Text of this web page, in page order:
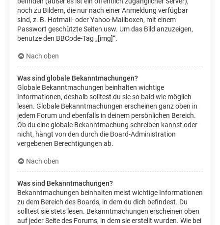
noch zu Bildern, die nur nach einer Anmeldung verfügbar
sind, z. B. Hotmail- oder Yahoo-Mailboxen, mit einem
Passwort geschützte Seiten usw. Um das Bild anzuzeigen,
benutze den BBCode-Tag „[img]“.
Nach oben
Was sind globale Bekanntmachungen?
Globale Bekanntmachungen beinhalten wichtige
Informationen, deshalb solltest du sie so bald wie möglich
lesen. Globale Bekanntmachungen erscheinen ganz oben in
jedem Forum und ebenfalls in deinem persönlichen Bereich.
Ob du eine globale Bekanntmachung schreiben kannst oder
nicht, hängt von den durch die Board-Administration
vergebenen Berechtigungen ab.
Nach oben
Was sind Bekanntmachungen?
Bekanntmachungen beinhalten meist wichtige Informationen
zu dem Bereich des Boards, in dem du dich befindest. Du
solltest sie stets lesen. Bekanntmachungen erscheinen oben
auf jeder Seite des Forums, in dem sie erstellt wurden. Wie bei